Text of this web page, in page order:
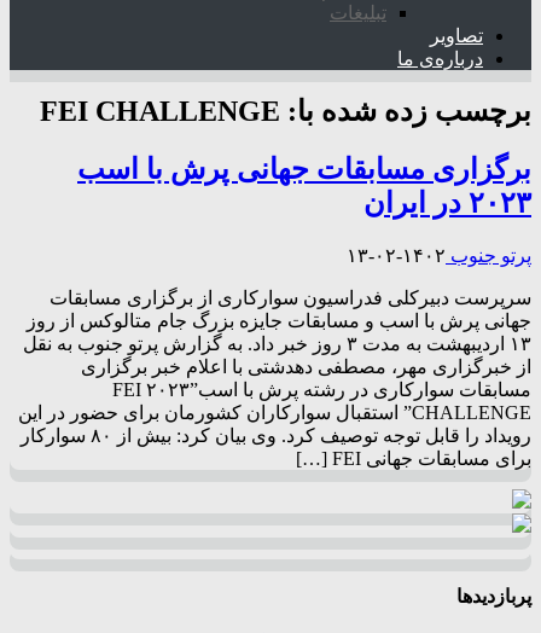
تبلیغات
تصاویر
درباره‌ی ما
برچسب زده شده با: FEI CHALLENGE
برگزاری مسابقات جهانی پرش با اسب
۲۰۲۳ در ایران
پرتو جنوب ۱۴۰۲-۰۲-۱۳
سرپرست دبیرکلی فدراسیون سوارکاری از برگزاری مسابقات
جهانی پرش با اسب و مسابقات جایزه بزرگ جام متالوکس از روز
۱۳ اردیبهشت به مدت ۳ روز خبر داد. به گزارش پرتو جنوب به نقل
از خبرگزاری مهر، مصطفی دهدشتی با اعلام خبر برگزاری
مسابقات سوارکاری در رشته پرش با اسب”۲۰۲۳ FEI
CHALLENGE” استقبال سوارکاران کشورمان برای حضور در این
رویداد را قابل توجه توصیف کرد. وی بیان کرد: بیش از ۸۰ سوارکار
برای مسابقات جهانی FEI […]
پربازدیدها